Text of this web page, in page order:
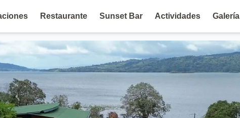
Restaurante Sunset Bar Actividades Galería